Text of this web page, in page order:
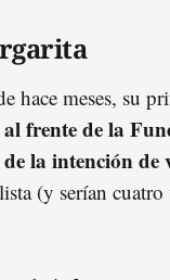
hace meses, su
al frente de la
la intención de
(y serían